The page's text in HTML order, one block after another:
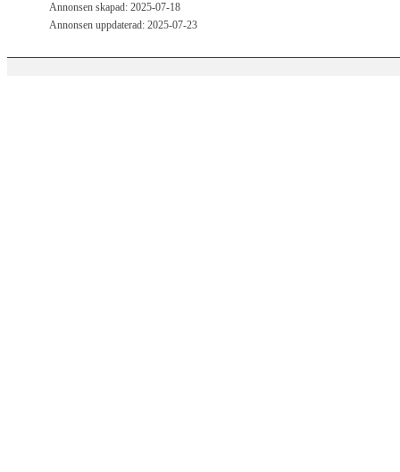
Annonsen skapad: 2025-07-18
Annonsen uppdaterad: 2025-07-23